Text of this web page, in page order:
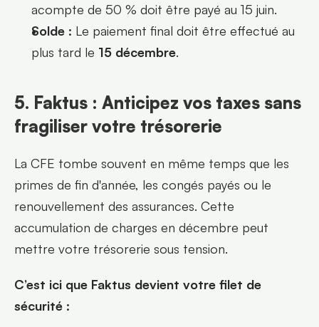
acompte de 50 % doit être payé au 15 juin.
Solde : Le paiement final doit être effectué au
plus tard le 15 décembre.
5. Faktus : Anticipez vos taxes sans
fragiliser votre trésorerie
La CFE tombe souvent en même temps que les
primes de fin d'année, les congés payés ou le
renouvellement des assurances. Cette
accumulation de charges en décembre peut
mettre votre trésorerie sous tension.
C’est ici que Faktus devient votre filet de
sécurité :